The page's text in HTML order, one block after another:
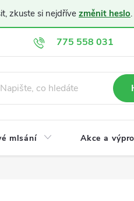
zkuste si nejdřívezměnit heslo
775 558 031
a platba Obchodní podmínky
mlsání Akce a